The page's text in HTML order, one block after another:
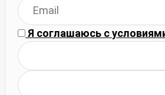
Я соглашаюсь с